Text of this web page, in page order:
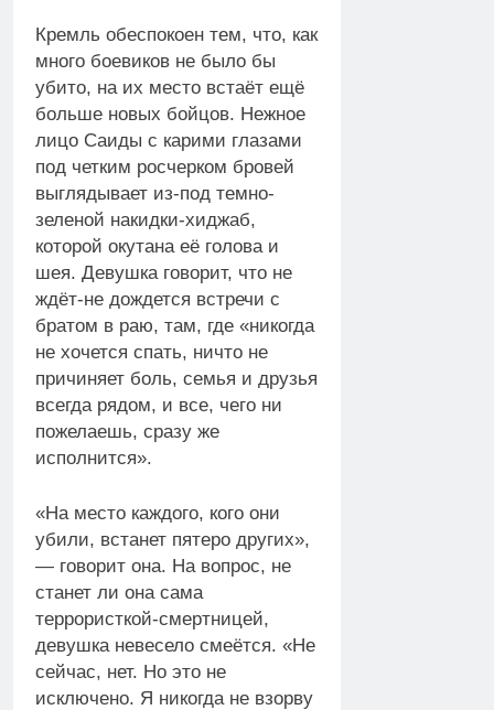
Кремль обеспокоен тем, что, как
много боевиков не было бы
убито, на их место встаёт ещё
больше новых бойцов. Нежное
лицо Саиды с карими глазами
под четким росчерком бровей
выглядывает из-под темно-
зеленой накидки-хиджаб,
которой окутана её голова и
шея. Девушка говорит, что не
ждёт-не дождется встречи с
братом в раю, там, где «никогда
не хочется спать, ничто не
причиняет боль, семья и друзья
всегда рядом, и все, чего ни
пожелаешь, сразу же
исполнится».
«На место каждого, кого они
убили, встанет пятеро других»,
— говорит она. На вопрос, не
станет ли она сама
террористкой-смертницей,
девушка невесело смеётся. «Не
сейчас, нет. Но это не
исключено. Я никогда не взорву